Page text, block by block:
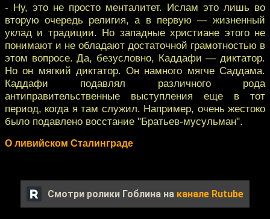
- Ну, это не просто менталитет. Ислам это лишь во
вторую очередь религия, а в первую — жизненный
уклад и традиции. Но западные христиане этого не
понимают и не обладают достаточной грамотностью в
этом вопросе. Да, безусловно, Каддафи — диктатор.
Но он мягкий диктатор. Он намного мягче Саддама.
Каддафи подавлял различного рода
антиправительственные выступления еще в тот
период, когда я там служил. Например, очень жестоко
было подавлено восстание "Братьев-мусульман".
О ливийском Сталинграде
Смотри ролики Гоблина на канале Rutube